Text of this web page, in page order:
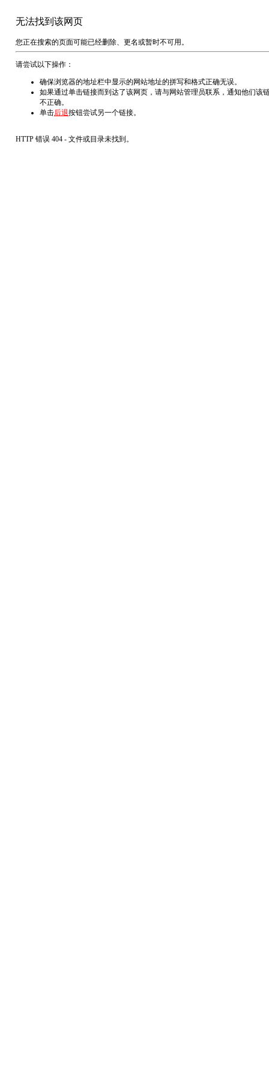
无法找到该网页
您正在搜索的页面可能已经删除、更名或暂时不可用。
请尝试以下操作：
确保浏览器的地址栏中显示的网站地址的拼写和格式正确无误。
如果通过单击链接而到达了该网页，请与网站管理员联系，通知他们该
不正确。
单击后退按钮尝试另一个链接。
HTTP 错误 404 - 文件或目录未找到。